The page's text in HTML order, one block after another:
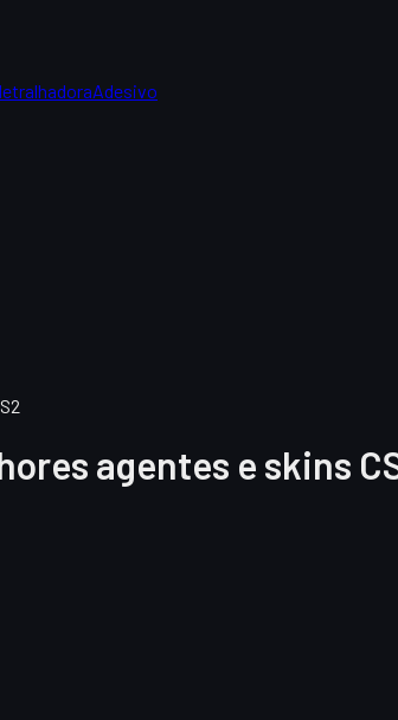
Adesivo
agentes e skins